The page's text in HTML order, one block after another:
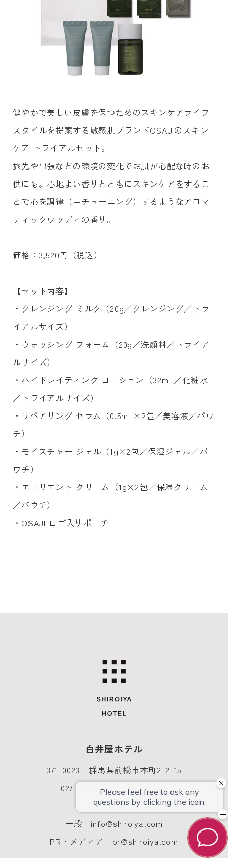
健やかで美しい皮膚を保つためのスキンケアライフ
スタイルを提案する敏感肌ブランドOSAJIのスキン
ケア トライアルセット。
旅先や出張などの環境の変化でお肌が心配な時のお
供にも。心地よい香りとともにスキンケアをするこ
とで心を調律（＝チューニング）するようなアロマ
ティックウッディの香り。
価格：3,520円（税込）
【セット内容】
・クレンジング ミルク（20g／クレンジング／トラ
イアルサイズ）
・ウォッシング フォーム（20g／洗顔料／トライア
ルサイズ）
・ハイドレイティング ローション（32mL／化粧水
／トライアルサイズ）
・リペアリング セラム（0.5mL×2包／美容液／パウ
チ）
・モイスチャー ジェル（1g×2包／保湿ジェル／パ
ウチ）
・エモリエント クリーム（1g×2包／保湿クリーム
／パウチ）
・OSAJI ロゴ入りポーチ
白井屋ホテル
371-0023 群馬県前橋市本町2-2-15
027-231-4618（7:00-22:00）
一般 info@shiroiya.com
PR・メディア pr@shiroiya.com